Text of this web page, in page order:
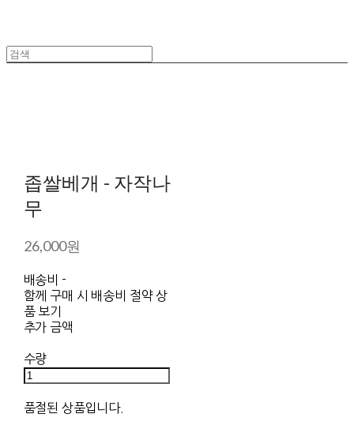
좁쌀베개 - 자작나
무
26,000원
배송비 -
함께 구매 시 배송비 절약 상
품 보기
추가 금액
수량
품절된 상품입니다.